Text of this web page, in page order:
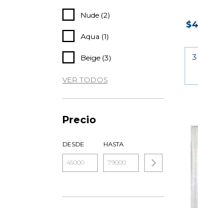
Nude (2)
Aqua (1)
Beige (3)
VER TODOS
Precio
DESDE HASTA